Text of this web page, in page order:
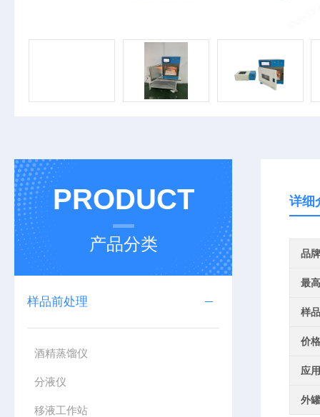
PRODUCT
产品分类
样品前处理
酒精蒸馏仪
分液仪
移液工作站
详细
品牌
最
样
价
应
外